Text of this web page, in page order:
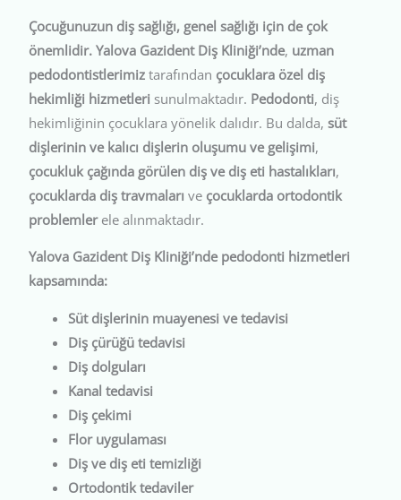
Çocuğunuzun diş sağlığı, genel sağlığı için de çok
önemlidir. Yalova Gazident Diş Kliniği’nde, uzman
pedodontistlerimiz tarafından çocuklara özel diş
hekimliği hizmetleri sunulmaktadır. Pedodonti, diş
hekimliğinin çocuklara yönelik dalıdır. Bu dalda,süt
dişlerinin ve kalıcı dişlerin oluşumu ve gelişimi,
çocukluk çağında görülen diş ve diş eti hastalıkları,
çocuklarda diş travmaları ve çocuklarda ortodontik
problemlerele alınmaktadır.
Yalova Gazident Diş Kliniği’nde pedodonti hizmetleri
kapsamında:
Süt dişlerinin muayenesi ve tedavisi
Diş çürüğü tedavisi
Diş dolguları
Kanal tedavisi
Diş çekimi
Flor uygulaması
Diş ve diş eti temizliği
Ortodontik tedaviler